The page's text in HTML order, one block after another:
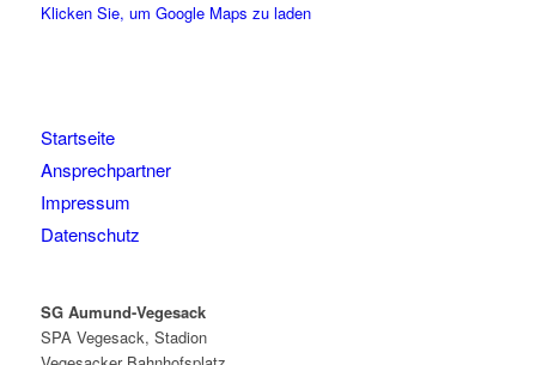
Klicken Sie, um Google Maps zu laden
Startseite
Ansprechpartner
Impressum
Datenschutz
SG Aumund-Vegesack
SPA Vegesack, Stadion